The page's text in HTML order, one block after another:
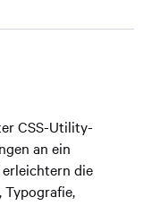
CSS-Utility-
an ein
erleichtern die
Typografie,